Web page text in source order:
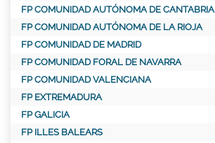
FP COMUNIDAD AUTÓNOMA DE CANTABRIA
FP COMUNIDAD AUTÓNOMA DE LA RIOJA
FP COMUNIDAD DE MADRID
FP COMUNIDAD FORAL DE NAVARRA
FP COMUNIDAD VALENCIANA
FP EXTREMADURA
FP GALICIA
FP ILLES BALEARS